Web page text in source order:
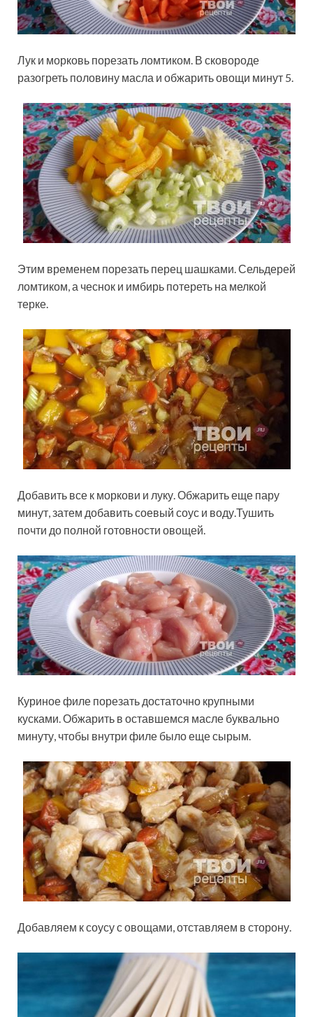
Лук и морковь порезать ломтиком. В сковороде
разогреть половину масла и обжарить овощи минут 5.
Этим временем порезать перец шашками. Сельдерей
ломтиком, а чеснок и имбирь потереть на мелкой
терке.
Добавить все к моркови и луку. Обжарить еще пару
минут, затем добавить соевый соус и воду.Тушить
почти до полной готовности овощей.
Куриное филе порезать достаточно крупными
кусками. Обжарить в оставшемся масле буквально
минуту, чтобы внутри филе было еще сырым.
Добавляем к соусу с овощами, отставляем в сторону.